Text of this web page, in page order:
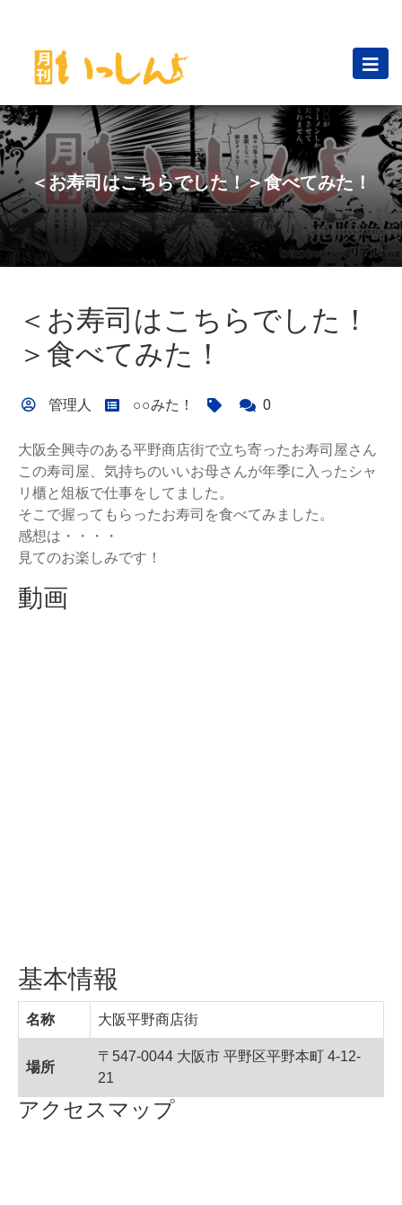
＜お寿司はこちらでした！＞食べてみた！
＜お寿司はこちらでした！
＞食べてみた！
管理人 ○○みた！ 0
大阪全興寺のある平野商店街で立ち寄ったお寿司屋さん
この寿司屋、気持ちのいいお母さんが年季に入ったシャ
リ櫃と俎板で仕事をしてました。
そこで握ってもらったお寿司を食べてみました。
感想は・・・・
見てのお楽しみです！
動画
基本情報
名称 大阪平野商店街
場所
〒547-0044 大阪市 平野区平野本町 4-12-
21
アクセスマップ